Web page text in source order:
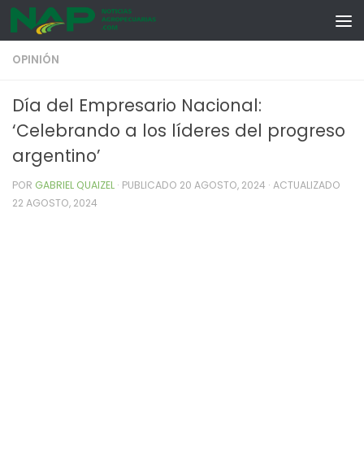
Skip to content
OPINIÓN
Día del Empresario Nacional:
‘Celebrando a los líderes del progreso
argentino’
POR GABRIEL QUAIZEL · PUBLICADO 20 AGOSTO, 2024 · ACTUALIZADO
22 AGOSTO, 2024